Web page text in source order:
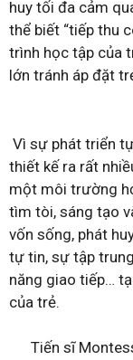
huy tối đa cảm
thể biết “tiếp thu
trình học tập của
lớn tránh áp đặt
Vì sự phát triển
thiết kế ra rất
một môi trường
tìm tòi, sáng tạo
vốn sống, phát
tự tin, sự tập
năng giao tiếp…
của trẻ.
Tiến sĩ